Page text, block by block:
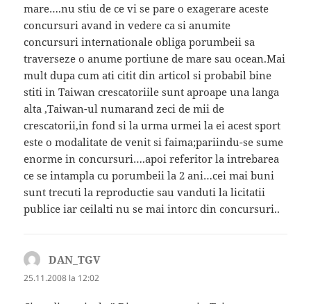
mare….nu stiu de ce vi se pare o exagerare aceste
concursuri avand in vedere ca si anumite
concursuri internationale obliga porumbeii sa
traverseze o anume portiune de mare sau ocean.Mai
mult dupa cum ati citit din articol si probabil bine
stiti in Taiwan crescatoriile sunt aproape una langa
alta ,Taiwan-ul numarand zeci de mii de
crescatorii,in fond si la urma urmei la ei acest sport
este o modalitate de venit si faima;pariindu-se sume
enorme in concursuri….apoi referitor la intrebarea
ce se intampla cu porumbeii la 2 ani…cei mai buni
sunt trecuti la reproductie sau vanduti la licitatii
publice iar ceilalti nu se mai intorc din concursuri..
DAN_TGVspune:
25.11.2008 la 12:02